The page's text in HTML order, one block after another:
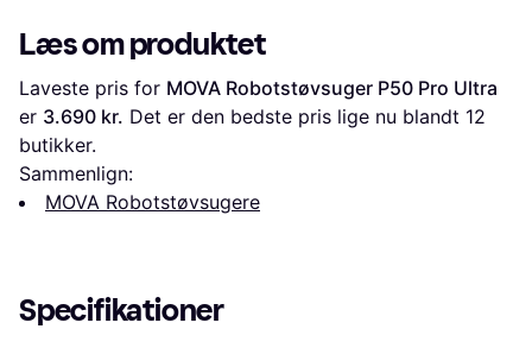
Læs om produktet
Laveste pris for MOVA Robotstøvsuger P50 Pro Ultra
er 3.690 kr. Det er den bedste pris lige nu blandt 12
butikker.
Sammenlign:
MOVA Robotstøvsugere
Specifikationer